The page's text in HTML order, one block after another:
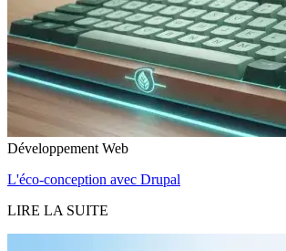
Développement Web
L'éco-conception avec Drupal
LIRE LA SUITE